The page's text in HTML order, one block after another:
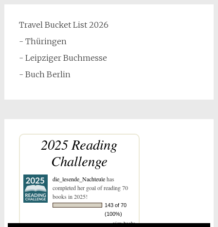
Travel Bucket List 2026
- Thüringen
- Leipziger Buchmesse
- Buch Berlin
2025 Reading
Challenge
die_lesende_Nachteulehas
completed her goal of reading 70
books in 2025!
143 of 70
(100%)
view books